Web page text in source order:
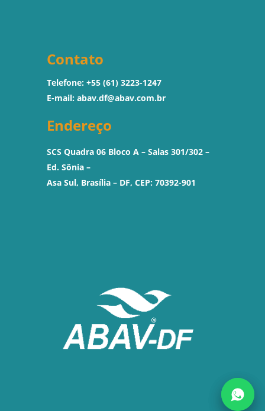
Contato
Telefone: +55 (61) 3223-1247
E-mail: abav.df@abav.com.br
Endereço
SCS Quadra 06 Bloco A – Salas 301/302 –
Ed. Sônia –
Asa Sul, Brasília – DF, CEP: 70392-901